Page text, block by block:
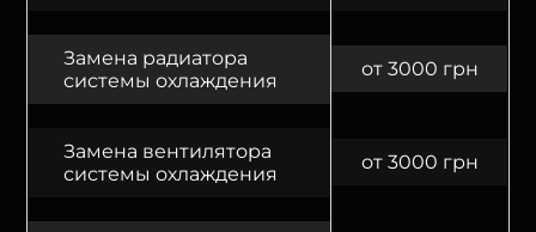
Замена радиатора
системы охлаждения
от 3000 грн
Замена вентилятора
системы охлаждения
от 3000 грн